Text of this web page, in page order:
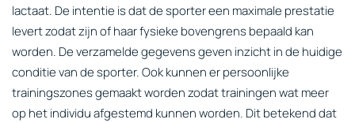
lactaat. De intentie is dat de sporter een maximale prestatie
levert zodat zijn of haar fysieke bovengrens bepaald kan
worden. De verzamelde gegevens geven inzicht in de huidige
conditie van de sporter. Ook kunnen er persoonlijke
trainingszones gemaakt worden zodat trainingen wat meer
op het individu afgestemd kunnen worden. Dit betekend dat